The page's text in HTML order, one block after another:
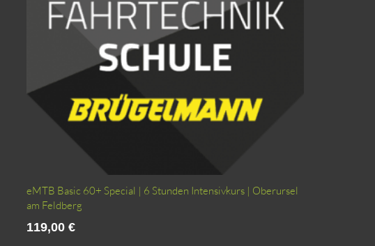
eMTB Basic 60+ Special | 6 Stunden Intensivkurs | Oberursel
am Feldberg
119,00 €